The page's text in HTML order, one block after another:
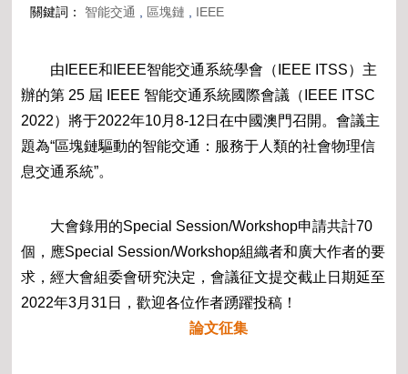
關鍵詞： 智能交通 區塊鏈 IEEE
由IEEE和IEEE智能交通系統學會（IEEE ITSS）主
辦的第 25 屆 IEEE 智能交通系統國際會議（IEEE ITSC
2022）將于2022年10月8-12日在中國澳門召開。會議主
題為“區塊鏈驅動的智能交通：服務于人類的社會物理信
息交通系統”。
大會錄用的Special Session/Workshop申請共計70
個，應Special Session/Workshop組織者和廣大作者的要
求，經大會組委會研究決定，會議征文提交截止日期延至
2022年3月31日，歡迎各位作者踴躍投稿！
論文征集